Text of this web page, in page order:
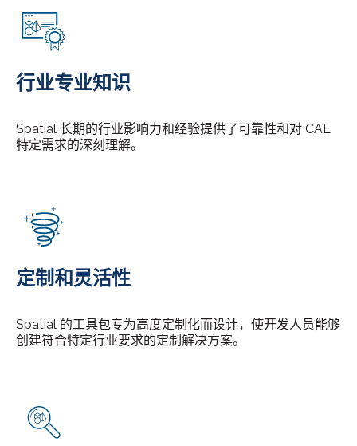
行业专业知识
Spatial 长期的行业影响力和经验提供了可靠性和对 CAE
特定需求的深刻理解。
定制和灵活性
Spatial 的工具包专为高度定制化而设计，使开发人员能够
创建符合特定行业要求的定制解决方案。